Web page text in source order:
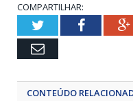
COMPARTILHAR:
TwitterFacebook
Email
CONTEÚDO